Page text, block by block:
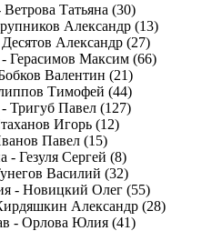
Татьяна (30)
Александр (13)
Александр (27)
Герасимов Максим (66)
Валентин (21)
Тимофей (44)
Тригуб Павел (127)
Игорь (12)
Павел (15)
- Гезуля Сергей (8)
Василий (32)
- Новицкий Олег (55)
Александр (28)
- Орлова Юлия (41)